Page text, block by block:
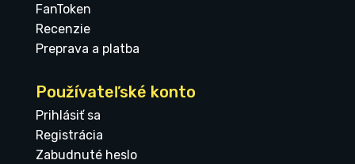
FanToken
Recenzie
Preprava a platba
Používateľské konto
Prihlásiť sa
Registrácia
Zabudnuté heslo